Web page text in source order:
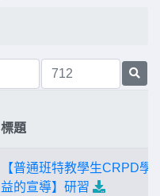
標題
【普通班特教學生CRPD學
益的宣導】研習